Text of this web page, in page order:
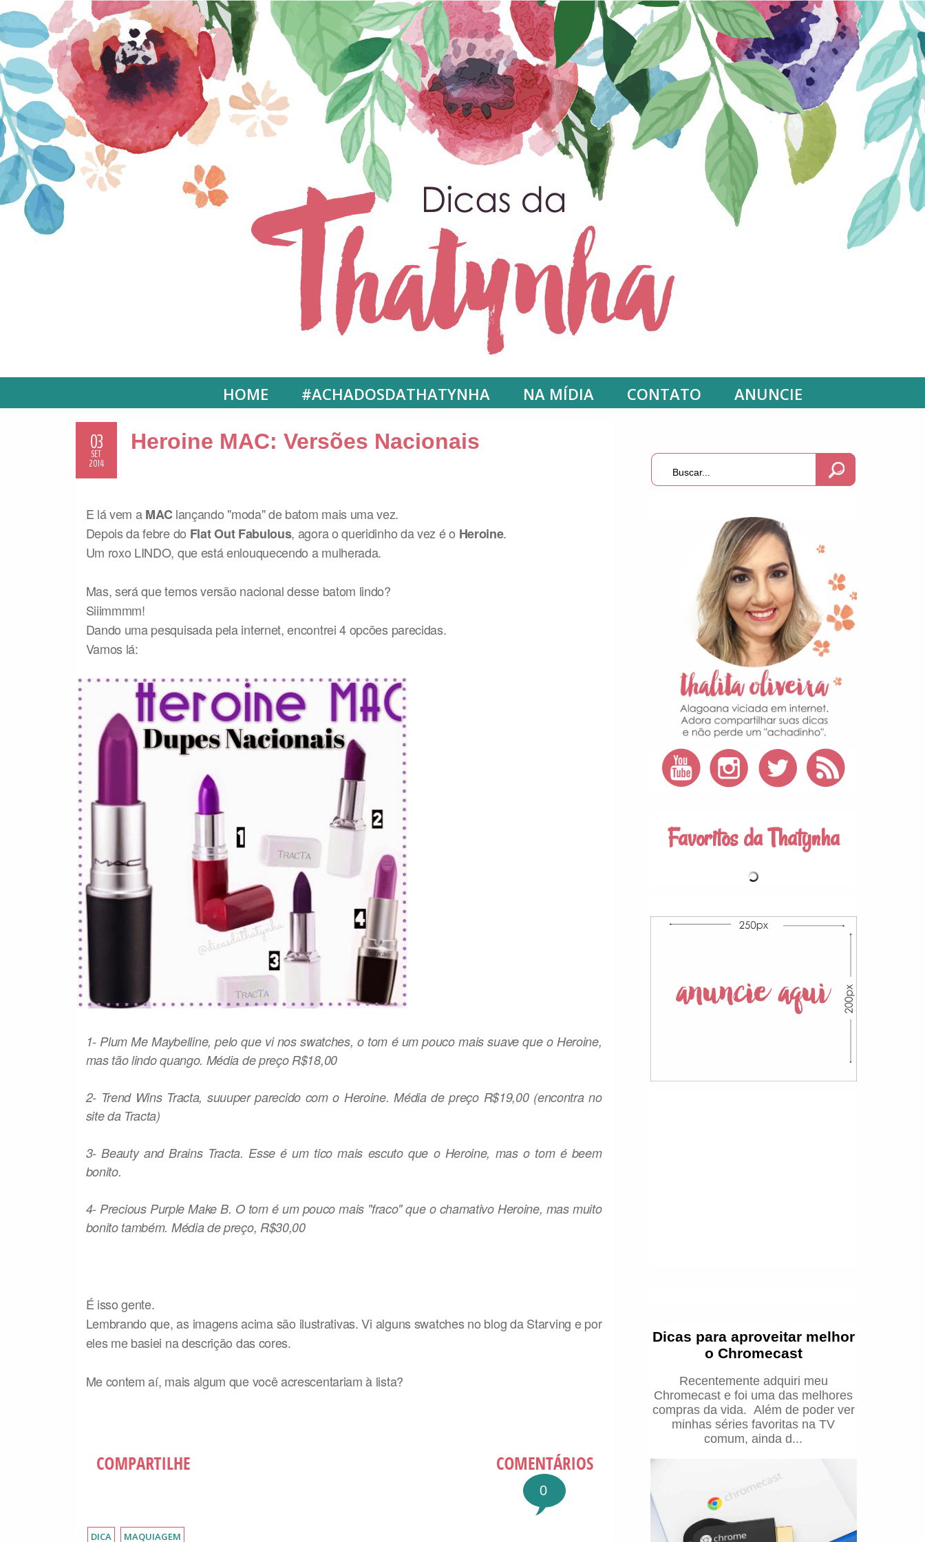
HOME #ACHADOSDATHATYNHA NA MÍDIA CONTATO ANUNCIE
03
SET
2014
Heroine MAC: Versões Nacionais
E lá vem aMAC lançando "moda" de batom mais uma vez.
Depois da febre do Flat Out Fabulous, agora o queridinho da vez é o Heroine.
Um roxo LINDO, que está enlouquecendo a mulherada.
Mas, será que temos versão nacional desse batom lindo?
Siiimmmm!
Dando uma pesquisada pela internet, encontrei 4 opcões parecidas.
Vamos lá:
1- Plum Me Maybelline, pelo que vi nos swatches, o tom é um pouco mais suave que o Heroine,
mas tão lindo quango. Média de preço R$18,00
2- Trend Wins Tracta, suuuper parecido com o Heroine. Média de preço R$19,00 (encontra no
site da Tracta)
3- Beauty and Brains Tracta. Esse é um tico mais escuto que o Heroine, mas o tom é beem
bonito.
4- Precious Purple Make B. O tom é um pouco mais "fraco" que o chamativo Heroine, mas muito
bonito também. Média de preço, R$30,00
É isso gente.
Lembrando que, as imagens acima são ilustrativas. Vi alguns swatches no blog da Starving e por
eles me basiei na descrição das cores.
Me contem aí, mais algum que você acrescentariam à lista?
0
DICA MAQUIAGEM
Favoritos da Thatynha
Dicas para aproveitar melhor
o Chromecast
Recentemente adquiri meu
Chromecast e foi uma das melhores
compras da vida. Além de poder ver
minhas séries favoritas na TV
comum, ainda d...